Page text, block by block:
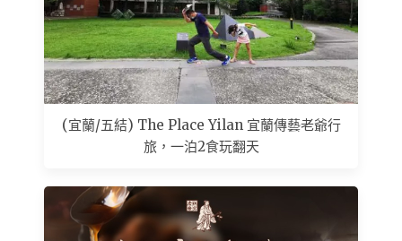
(宜蘭/五結) The Place Yilan 宜蘭傳藝老爺行
旅，一泊2食玩翻天